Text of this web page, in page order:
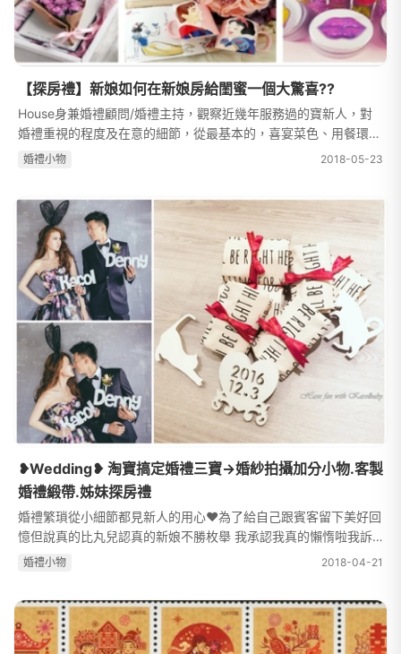
【探房禮】新娘如何在新娘房給閨蜜一個大驚喜??
House身兼婚禮顧問/婚禮主持，觀察近幾年服務過的寶新人，對
婚禮重視的程度及在意的細節，從最基本的，喜宴菜色、用餐環
境、婚紗拍攝、婚禮廠商挑選(婚攝、新秘、主持、樂團、婚禮佈
婚禮⼩物 2018-05-23
❥Wedding❥ 淘寶搞定婚禮三寶→婚紗拍攝加分小物.客製
婚禮緞帶.姊妹探房禮
婚禮繁瑣從小細節都見新人的用心♥為了給自己跟賓客留下美好回
憶但說真的比丸兒認真的新娘不勝枚舉 我承認我真的懶惰啦我訴
求簡單精要有效果就好 錢也不要過度揮霍 是不是完全符合台灣好
婚禮⼩物 2018-04-21